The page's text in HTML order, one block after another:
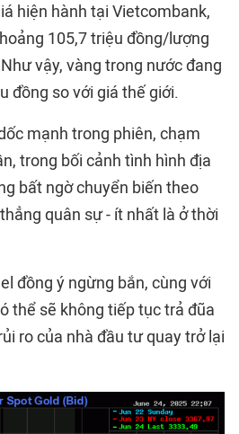
hiện hành tại Vietcombank,
105,7 triệu đồng/lượng
vậy, vàng trong nước đang
đồng so với giá thế giới.
mạnh trong phiên, chạm
trong bối cảnh tình hình địa
bất ngờ chuyển biến theo
quân sự - ít nhất là ở thời
đồng ý ngừng bắn, cùng với
thể sẽ không tiếp tục trả đũa
ro của nhà đầu tư quay trở lại